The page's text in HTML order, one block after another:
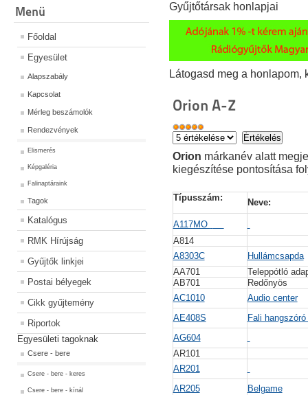
Menü
Főoldal
Egyesület
Alapszabály
Kapcsolat
Mérleg beszámolók
Rendezvények
Elismerés
Képgaléria
Falinaptáraink
Tagok
Katalógus
RMK Hírújság
Gyűjtők linkjei
Postai bélyegek
Cikk gyűjtemény
Riportok
Egyesületi tagoknak
Csere - bere
Csere - bere - keres
Csere - bere - kínál
Gyűjtőtársak honlapjai
Látogasd meg a honlapom,
Orion A-Z
Orion márkanév alatt
kiegészítése pontosítása
Típusszám: Neve:
A117MO
A814
A8303C
Hullámcsapda
AA701
Teleppótló
AB701
Redőnyös
AC1010
Audio center
AE408S
Fali hangszóró
AG604
AR101
AR201
AR205
Belgame